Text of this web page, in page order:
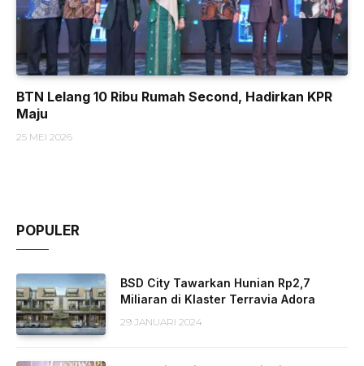
BTN Lelang 10 Ribu Rumah Second, Hadirkan KPR
Maju
25 MEI 2026
POPULER
BSD City Tawarkan Hunian Rp2,7
Miliaran di Klaster Terravia Adora
29 JANUARI 2024